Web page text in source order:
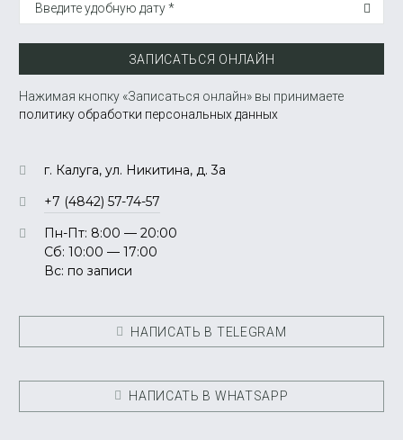
Введите удобную дату *
ЗАПИСАТЬСЯ ОНЛАЙН
Нажимая кнопку «Записаться онлайн» вы принимаете
политику обработки персональных данных
г. Калуга, ул. Никитина, д. 3а
+7 (4842) 57-74-57
Пн-Пт: 8:00 — 20:00
Сб: 10:00 — 17:00
Вс: по записи
НАПИСАТЬ В TELEGRAM
НАПИСАТЬ В WHATSAPP